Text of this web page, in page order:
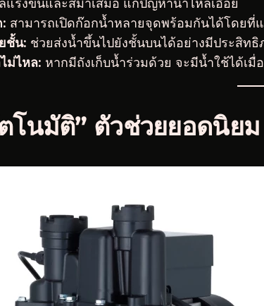
แรงขึ้นและสม่ำเสมอ แก้ปัญหาน้ำไหลเอื่อย
สามารถเปิดก๊อกน้ำหลายจุดพร้อมกันได้โดยที่
ชั้น: ช่วยส่งน้ำขึ้นไปยังชั้นบนได้อย่างมีประสิทธิ
ม่ไหล: หากมีถังเก็บน้ำร่วมด้วย จะมีน้ำใช้ได้เ
โนมัติ” ตัวช่วยยอดนิยม